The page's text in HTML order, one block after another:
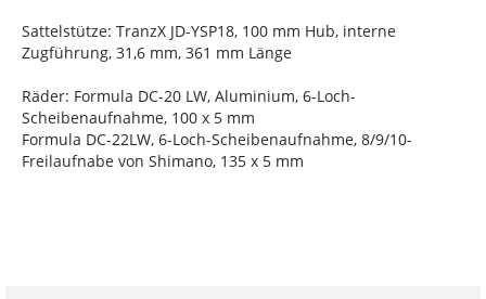
Sattelstütze: TranzX JD-YSP18, 100 mm Hub, interne
Zugführung, 31,6 mm, 361 mm Länge
Räder: Formula DC-20 LW, Aluminium, 6-Loch-
Scheibenaufnahme, 100 x 5 mm
Formula DC-22LW, 6-Loch-Scheibenaufnahme, 8/9/10-
Freilaufnabe von Shimano, 135 x 5 mm